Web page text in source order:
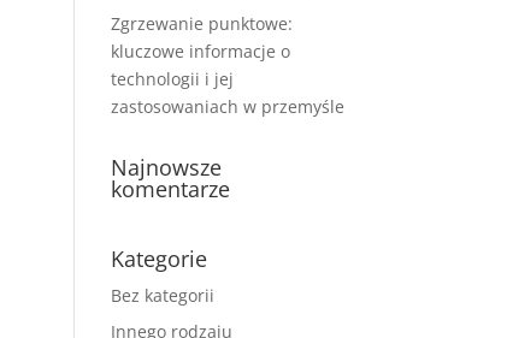
Zgrzewanie punktowe:
kluczowe informacje o
technologii i jej
zastosowaniach w przemyśle
Najnowsze
komentarze
Kategorie
Bez kategorii
Innego rodzaju